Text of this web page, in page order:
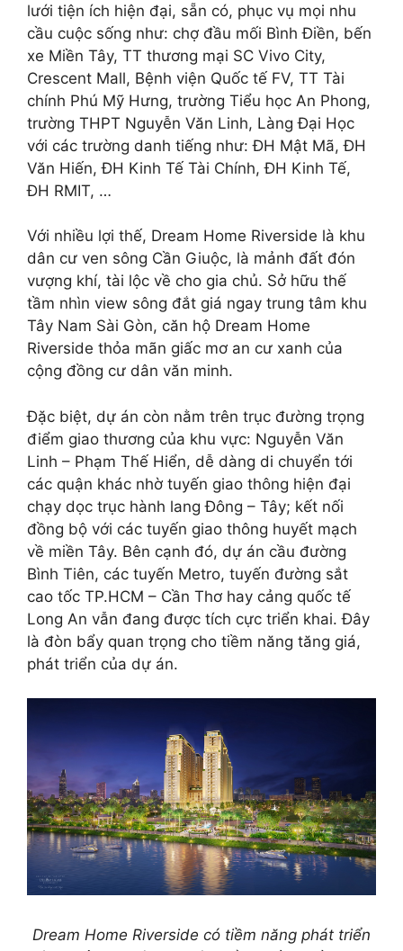
lưới tiện ích hiện đại, sẵn có, phục vụ mọi nhu
cầu cuộc sống như: chợ đầu mối Bình Điền, bến
xe Miền Tây, TT thương mại SC Vivo City,
Crescent Mall, Bệnh viện Quốc tế FV, TT Tài
chính Phú Mỹ Hưng, trường Tiểu học An Phong,
trường THPT Nguyễn Văn Linh, Làng Đại Học
với các trường danh tiếng như: ĐH Mật Mã, ĐH
Văn Hiến, ĐH Kinh Tế Tài Chính, ĐH Kinh Tế,
ĐH RMIT, …
Với nhiều lợi thế, Dream Home Riverside là khu
dân cư ven sông Cần Giuộc, là mảnh đất đón
vượng khí, tài lộc về cho gia chủ. Sở hữu thế
tầm nhìn view sông đắt giá ngay trung tâm khu
Tây Nam Sài Gòn, căn hộ Dream Home
Riverside thỏa mãn giấc mơ an cư xanh của
cộng đồng cư dân văn minh.
Đặc biệt, dự án còn nằm trên trục đường trọng
điểm giao thương của khu vực: Nguyễn Văn
Linh – Phạm Thế Hiển, dễ dàng di chuyển tới
các quận khác nhờ tuyến giao thông hiện đại
chạy dọc trục hành lang Đông – Tây; kết nối
đồng bộ với các tuyến giao thông huyết mạch
về miền Tây. Bên cạnh đó, dự án cầu đường
Bình Tiên, các tuyến Metro, tuyến đường sắt
cao tốc TP.HCM – Cần Thơ hay cảng quốc tế
Long An vẫn đang được tích cực triển khai. Đây
là đòn bẩy quan trọng cho tiềm năng tăng giá,
phát triển của dự án.
Dream Home Riverside có tiềm năng phát triển